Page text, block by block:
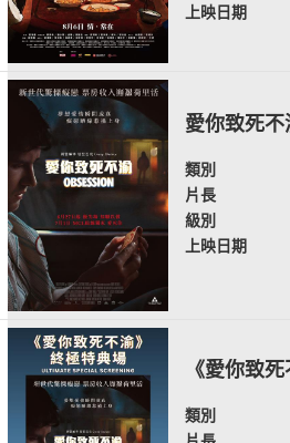
上映日期
愛你致死不
類別
片長
級別
上映日期
《愛你致
類別